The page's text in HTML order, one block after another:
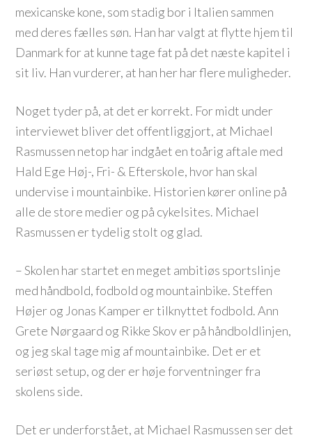
mexicanske kone, som stadig bor i Italien sammen
med deres fælles søn. Han har valgt at flytte hjem til
Danmark for at kunne tage fat på det næste kapitel i
sit liv. Han vurderer, at han her har flere muligheder.
Noget tyder på, at det er korrekt. For midt under
interviewet bliver det offentliggjort, at Michael
Rasmussen netop har indgået en toårig aftale med
Hald Ege Høj-, Fri- & Efterskole, hvor han skal
undervise i mountainbike. Historien kører online på
alle de store medier og på cykelsites. Michael
Rasmussen er tydelig stolt og glad.
– Skolen har startet en meget ambitiøs sportslinje
med håndbold, fodbold og mountainbike. Steffen
Højer og Jonas Kamper er tilknyttet fodbold. Ann
Grete Nørgaard og Rikke Skov er på håndboldlinjen,
og jeg skal tage mig af mountainbike. Det er et
seriøst setup, og der er høje forventninger fra
skolens side.
Det er underforstået, at Michael Rasmussen ser det